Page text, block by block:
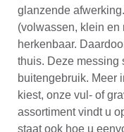
glanzende
(volwassen, klein en
herkenbaar.
thuis. Deze messing
buitengebruik. Meer
kiest, onze vul- of
assortiment vindt u
staat ook hoe u